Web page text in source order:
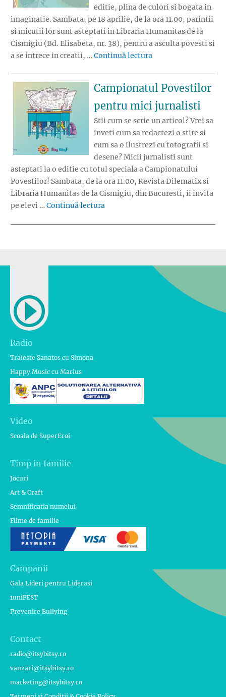
editie, plina de culori si bogata in
imaginatie. Sambata, pe 18 aprilie, de la ora 11.00, parintii
si micutii lor sunt asteptati in Libraria Humanitas de la
Cismigiu (Bd. Elisabeta, nr. 38), pentru a asculta povesti si
a se intrece in creatii, … Continuă lectura
Campionatul Povestilor
pentru mici jurnalisti
Stii cum se scrie un articol? Vrei sa
inveti cum sa redactezi o stire si
cum sa o ilustrezi cu fotografii si
desene? Micii jurnalisti sunt
asteptati la o editie cu totul speciala a Campionatului
Povestilor! Sambata, de la ora 11.00, Revista Dilematix si
Libraria Humanitas de la Cismigiu, din Bucuresti, ii invita
pe elevi … Continuă lectura
Radio
Traieste Sanatos cu Simona
Happy Music cu Marius
Video
Scoala de SuperEroi
Timp in familie
Jocuri
Art & Craft
Semnificatia numelui
Filme de familie
Campanii
Gala Lideri pentru Liderasi
1uniFEST
Prevenire Bullying
Contact
radio@itsybitsy.ro
vanzari@itsybitsy.ro
marketing@itsybitsy.ro